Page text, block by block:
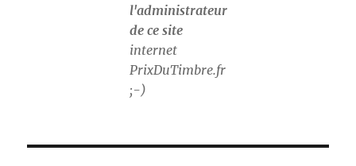
l'administrateur
de ce site
internet
PrixDuTimbre.fr
;-)